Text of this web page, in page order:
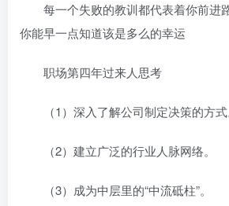
每一个失败的教训都代表着你前进
你能早一点知道该是多么的幸运
职场第四年过来人思考
（1）深入了解公司制定决策的方式
（2）建立广泛的行业人脉网络。
（3）成为中层里的“中流砥柱”。